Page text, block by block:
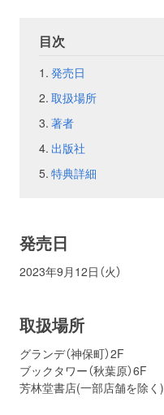
目次
発売日
取扱場所
著者
出版社
特典詳細
発売日
2023年9月12日（火）
取扱場所
グランデ（神保町）2F
ブックタワー（秋葉原）6F
芳林堂書店(一部店舗を除く)
フェア
会社概要